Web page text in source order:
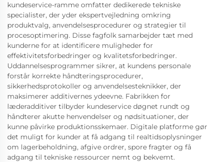
kundeservice-ramme omfatter dedikerede tekniske
specialister, der yder ekspertvejledning omkring
produktvalg, anvendelsesprocedurer og strategier til
procesoptimering. Disse fagfolk samarbejder tæt med
kunderne for at identificere muligheder for
effektivitetsforbedringer og kvalitetsforbedringer.
Uddannelsesprogrammer sikrer, at kundens personale
forstår korrekte håndteringsprocedurer,
sikkerhedsprotokoller og anvendelsesteknikker, der
maksimerer additivernes ydeevne. Fabrikken for
læderadditiver tilbyder kundeservice døgnet rundt og
håndterer akutte henvendelser og nødsituationer, der
kunne påvirke produktionsskemaer. Digitale platforme gør
det muligt for kunder at få adgang til realtidsoplysninger
om lagerbeholdning, afgive ordrer, spore fragter og få
adgang til tekniske ressourcer nemt og bekvemt.